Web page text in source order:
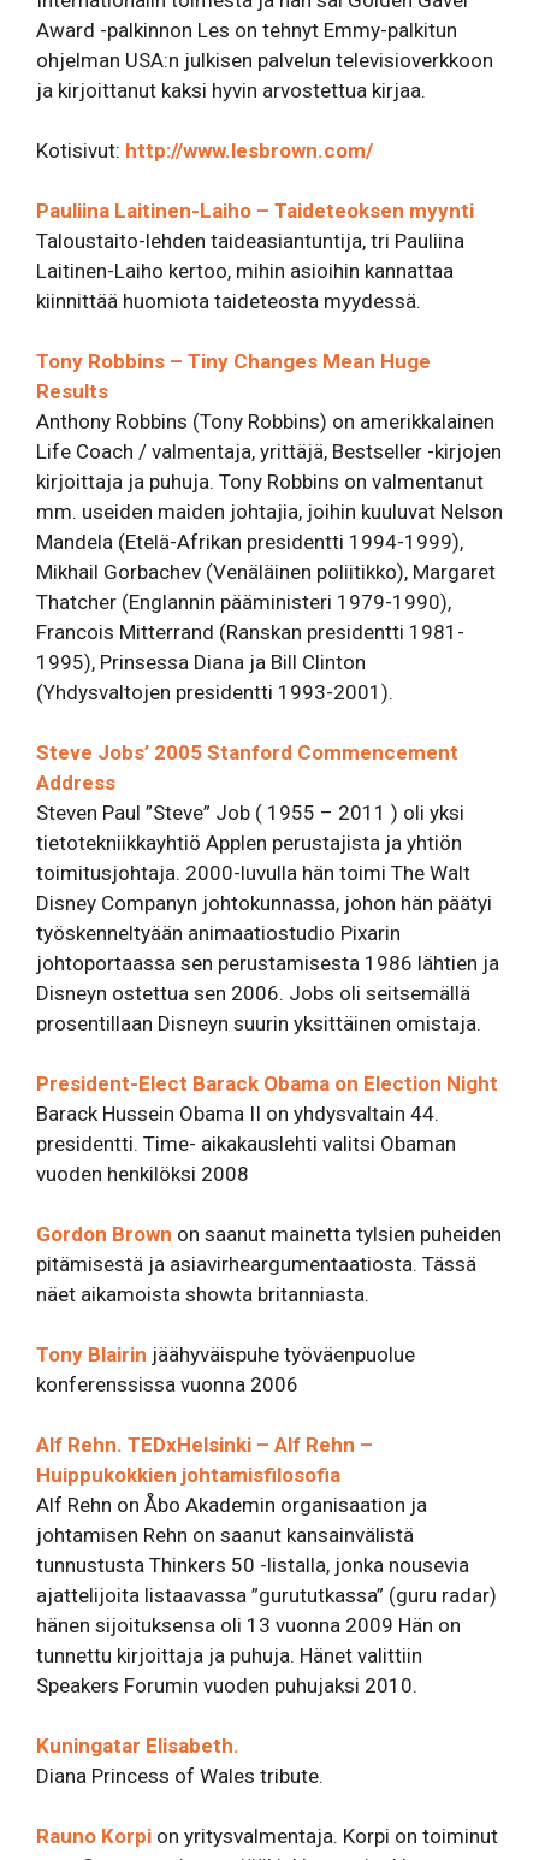
Award -palkinnon Les on tehnyt Emmy-palkitun
ohjelman USA:n julkisen palvelun televisioverkkoon
ja kirjoittanut kaksi hyvin arvostettua kirjaa.
Kotisivut: http://www.lesbrown.com/
Pauliina Laitinen-Laiho – Taideteoksen myynti
Taloustaito-lehden taideasiantuntija, tri Pauliina
Laitinen-Laiho kertoo, mihin asioihin kannattaa
kiinnittää huomiota taideteosta myydessä.
Tony Robbins – Tiny Changes Mean Huge
Results
Anthony Robbins (Tony Robbins) on amerikkalainen
Life Coach / valmentaja, yrittäjä, Bestseller -kirjojen
kirjoittaja ja puhuja. Tony Robbins on valmentanut
mm. useiden maiden johtajia, joihin kuuluvat Nelson
Mandela (Etelä-Afrikan presidentti 1994-1999),
Mikhail Gorbachev (Venäläinen poliitikko), Margaret
Thatcher (Englannin pääministeri 1979-1990),
Francois Mitterrand (Ranskan presidentti 1981-
1995), Prinsessa Diana ja Bill Clinton
(Yhdysvaltojen presidentti 1993-2001).
Steve Jobs’ 2005 Stanford Commencement
Address
Steven Paul ”Steve” Job ( 1955 – 2011 ) oli yksi
tietotekniikkayhtiö Applen perustajista ja yhtiön
toimitusjohtaja. 2000-luvulla hän toimi The Walt
Disney Companyn johtokunnassa, johon hän päätyi
työskenneltyään animaatiostudio Pixarin
johtoportaassa sen perustamisesta 1986 lähtien ja
Disneyn ostettua sen 2006. Jobs oli seitsemällä
prosentillaan Disneyn suurin yksittäinen omistaja.
President-Elect Barack Obama on Election Night
Barack Hussein Obama II on yhdysvaltain 44.
presidentti. Time- aikakauslehti valitsi Obaman
vuoden henkilöksi 2008
Gordon Brown on saanut mainetta tylsien puheiden
pitämisestä ja asiavirheargumentaatiosta. Tässä
näet aikamoista showta britanniasta.
Tony Blairin jäähyväispuhe työväenpuolue
konferenssissa vuonna 2006
Alf Rehn. TEDxHelsinki – Alf Rehn –
Huippukokkien johtamisfilosofia
Alf Rehn on Åbo Akademin organisaation ja
johtamisen Rehn on saanut kansainvälistä
tunnustusta Thinkers 50 -listalla, jonka nousevia
ajattelijoita listaavassa ”gurututkassa” (guru radar)
hänen sijoituksensa oli 13 vuonna 2009 Hän on
tunnettu kirjoittaja ja puhuja. Hänet valittiin
Speakers Forumin vuoden puhujaksi 2010.
Kuningatar Elisabeth.
Diana Princess of Wales tribute.
Rauno Korpi on yritysvalmentaja. Korpi on toiminut